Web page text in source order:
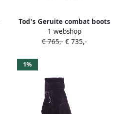
Tod's Geruite combat boots
Grijs
1 webshop
€ 765,- € 735,-
1%